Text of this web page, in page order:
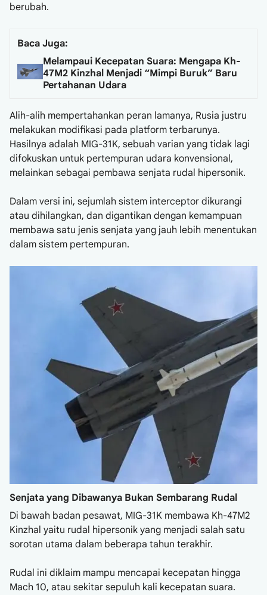
berubah.
Baca Juga:
Melampaui Kecepatan Suara: Mengapa Kh-
47M2 Kinzhal Menjadi “Mimpi Buruk” Baru
Pertahanan Udara
Alih-alih mempertahankan peran lamanya, Rusia justru
melakukan modifikasi pada platform terbarunya.
Hasilnya adalah MIG-31K, sebuah varian yang tidak lagi
difokuskan untuk pertempuran udara konvensional,
melainkan sebagai pembawa senjata rudal hipersonik.
Dalam versi ini, sejumlah sistem interceptor dikurangi
atau dihilangkan, dan digantikan dengan kemampuan
membawa satu jenis senjata yang jauh lebih menentukan
dalam sistem pertempuran.
Senjata yang Dibawanya Bukan Sembarang Rudal
Di bawah badan pesawat, MIG-31K membawa Kh-47M2
Kinzhal yaitu rudal hipersonik yang menjadi salah satu
sorotan utama dalam beberapa tahun terakhir.
Rudal ini diklaim mampu mencapai kecepatan hingga
Mach 10, atau sekitar sepuluh kali kecepatan suara.